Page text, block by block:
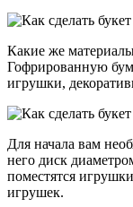
Какие же
Гофрированную
игрушки,
Для начала вам
него диск
поместятся
игрушек.